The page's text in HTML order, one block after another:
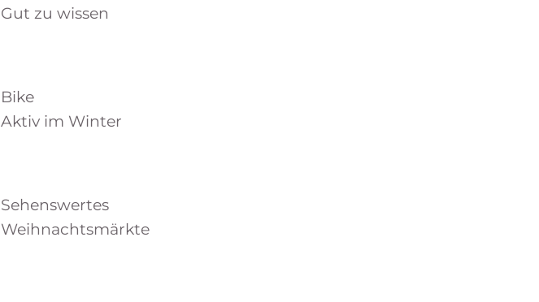
Gut zu wissen
Bike
Aktiv im Winter
Sehenswertes
Weihnachtsmärkte